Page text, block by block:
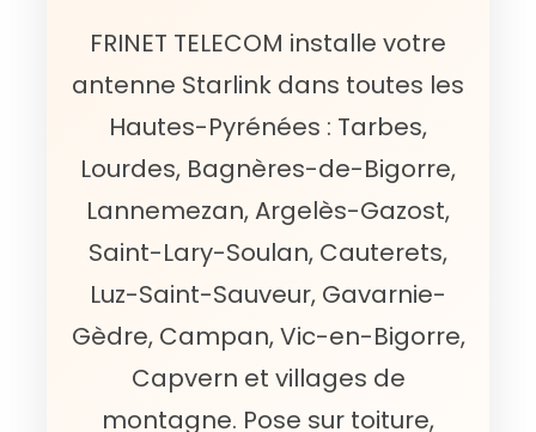
FRINET TELECOM installe votre
antenne Starlink dans toutes les
Hautes-Pyrénées : Tarbes,
Lourdes, Bagnères-de-Bigorre,
Lannemezan, Argelès-Gazost,
Saint-Lary-Soulan, Cauterets,
Luz-Saint-Sauveur, Gavarnie-
Gèdre, Campan, Vic-en-Bigorre,
Capvern et villages de
montagne. Pose sur toiture,